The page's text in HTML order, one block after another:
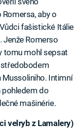
aby o
fašistické Itálie
Jenže Romerso
tomu mohl sepsat
Intimní
pohledem do
mašinérie.
velryb z Lamalery)